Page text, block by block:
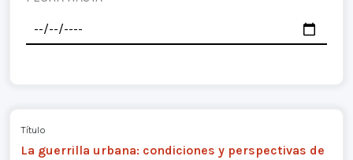
Título
La guerrilla urbana: condiciones y perspectivas de